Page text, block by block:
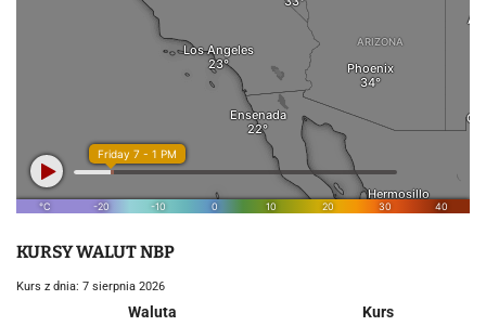
KURSY WALUT NBP
Kurs z dnia: 7 sierpnia 2026
Waluta
Kurs